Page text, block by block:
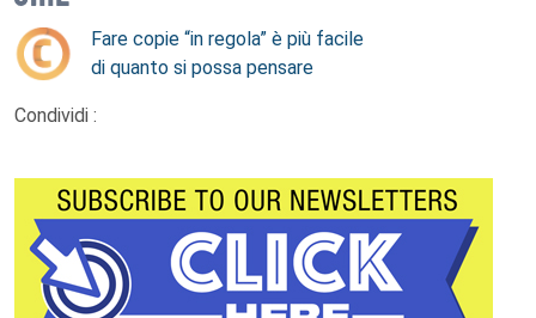
Fare copie “in regola” è più facile
di quanto si possa pensare
Condividi :